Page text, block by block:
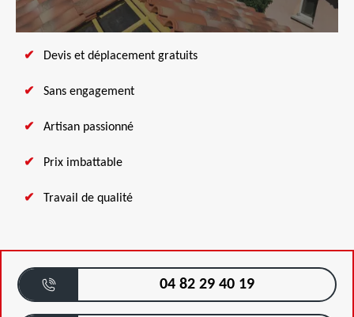
Devis et déplacement gratuits
Sans engagement
Artisan passionné
Prix imbattable
Travail de qualité
04 82 29 40 19